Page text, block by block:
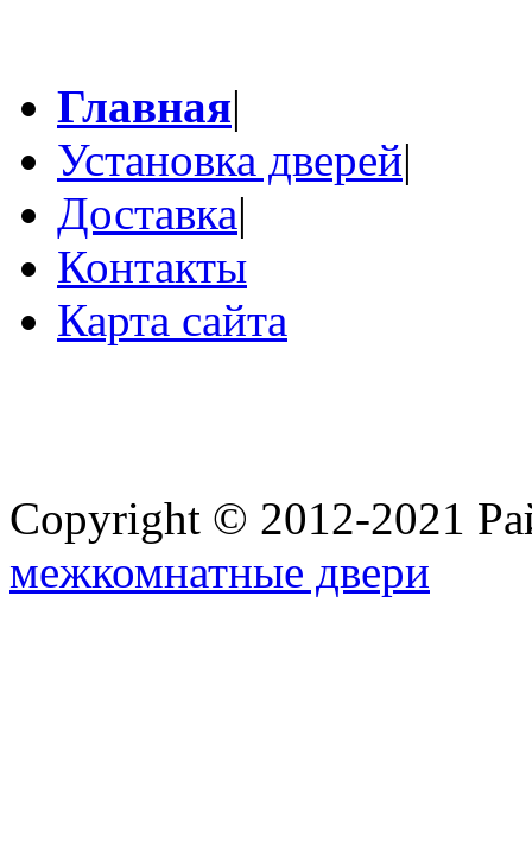
Главная|
Установка дверей|
Доставка|
Контакты
Карта сайта
Copyright © 2012-2021
межкомнатные двери